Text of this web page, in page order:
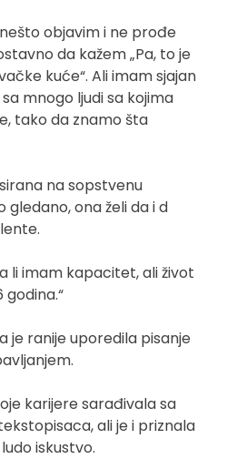
objavim i ne prođe
da kažem „Pa, to je
kuće“. Ali imam sjajan
mnogo ljudi sa kojima
tako da znamo šta
na sopstvenu
gledano, ona želi da i d
li imam kapacitet, ali život
godina.“
je ranije uporedila pisanje
karijere sarađivala sa
ali je i priznala
iskustvo.